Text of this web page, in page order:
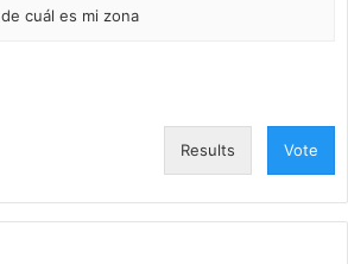
cuál es mi zona
Results Vote